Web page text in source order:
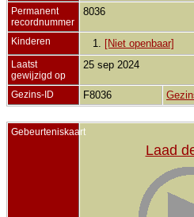
Permanent
recordnummer
8036
Kinderen 1. [Niet openbaar]
Laatst
gewijzigd op
25 sep 2024
Gezins-ID F8036
Gebeurteniskaart
Laad